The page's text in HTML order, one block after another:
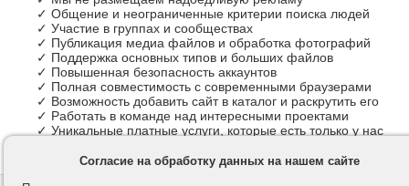
✓ Общение и неограниченные критерии поиска людей
✓ Участие в группах и сообществах
✓ Публикация медиа файлов и обработка фотографий
✓ Поддержка основных типов и больших файлов
✓ Повышенная безопасность аккаунтов
✓ Полная совместимость с современными браузерами
✓ Возможность добавить сайт в каталог и раскрутить его
✓ Работать в команде над интересными проектами
✓ Уникальные платные услуги, которые есть только у нас
Согласие на обработку данных на нашем сайте